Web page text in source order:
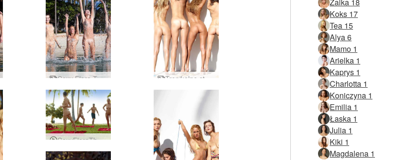
Coxy Flora Thea Zaika duży plusk
CoxyFloraTheaZaikaNakedWorkout
Zaika 18
Koks 17
Tea 15
Alya 6
Mamo 1
Arielka 1
Kaprys 1
Charlotta 1
Koniczyna 1
Emilia 1
Łaska 1
Julia 1
Kiki 1
Magdalena 1